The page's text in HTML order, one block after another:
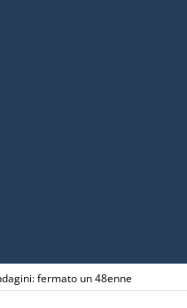
fermato un 48enne